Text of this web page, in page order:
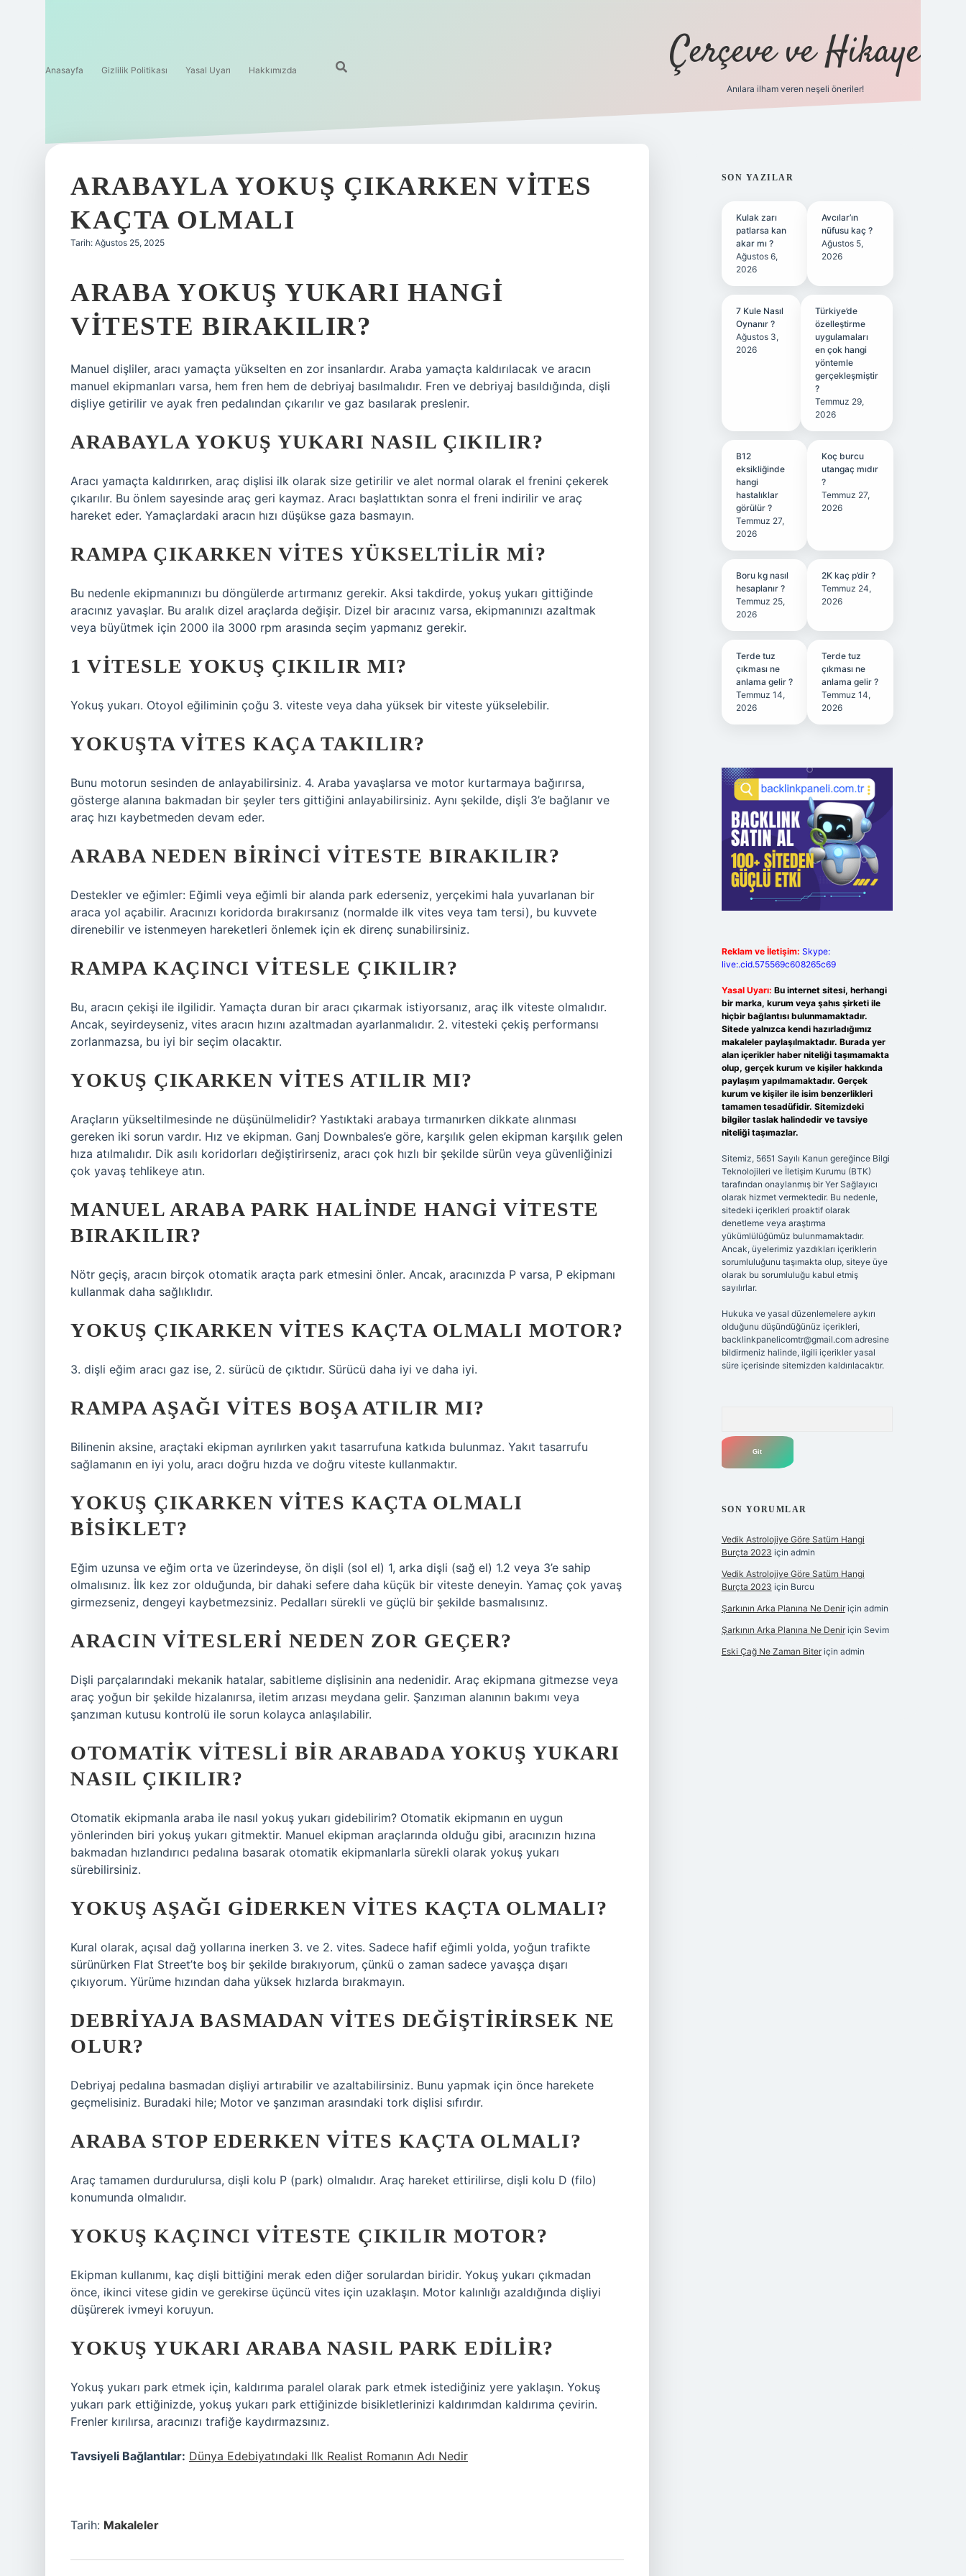
Anasayfa Gizlilik Politikası Yasal Uyarı Hakkımızda Çerçeve ve Hikaye
Anılara ilham veren neşeli öneriler!
ARABAYLA YOKUŞ ÇIKARKEN VITES
KAÇTA OLMALI
Tarih: Ağustos 25, 2025
ARABA YOKUŞ YUKARI HANGI
VITESTE BIRAKILIR?
Manuel dişliler, aracı yamaçta yükselten en zor insanlardır. Araba yamaçta kaldırılacak ve aracın
manuel ekipmanları varsa, hem fren hem de debriyaj basılmalıdır. Fren ve debriyaj basıldığında, dişli
dişliye getirilir ve ayak fren pedalından çıkarılır ve gaz basılarak preslenir.
ARABAYLA YOKUŞ YUKARI NASIL ÇIKILIR?
Aracı yamaçta kaldırırken, araç dişlisi ilk olarak size getirilir ve alet normal olarak el frenini çekerek
çıkarılır. Bu önlem sayesinde araç geri kaymaz. Aracı başlattıktan sonra el freni indirilir ve araç
hareket eder. Yamaçlardaki aracın hızı düşükse gaza basmayın.
RAMPA ÇIKARKEN VITES YÜKSELTILIR MI?
Bu nedenle ekipmanınızı bu döngülerde artırmanız gerekir. Aksi takdirde, yokuş yukarı gittiğinde
aracınız yavaşlar. Bu aralık dizel araçlarda değişir. Dizel bir aracınız varsa, ekipmanınızı azaltmak
veya büyütmek için 2000 ila 3000 rpm arasında seçim yapmanız gerekir.
1 VITESLE YOKUŞ ÇIKILIR MI?
Yokuş yukarı. Otoyol eğiliminin çoğu 3. viteste veya daha yüksek bir viteste yükselebilir.
YOKUŞTA VITES KAÇA TAKILIR?
Bunu motorun sesinden de anlayabilirsiniz. 4. Araba yavaşlarsa ve motor kurtarmaya bağırırsa,
gösterge alanına bakmadan bir şeyler ters gittiğini anlayabilirsiniz. Aynı şekilde, dişli 3’e bağlanır ve
araç hızı kaybetmeden devam eder.
ARABA NEDEN BIRINCI VITESTE BIRAKILIR?
Destekler ve eğimler: Eğimli veya eğimli bir alanda park ederseniz, yerçekimi hala yuvarlanan bir
araca yol açabilir. Aracınızı koridorda bırakırsanız (normalde ilk vites veya tam tersi), bu kuvvete
direnebilir ve istenmeyen hareketleri önlemek için ek direnç sunabilirsiniz.
RAMPA KAÇINCI VITESLE ÇIKILIR?
Bu, aracın çekişi ile ilgilidir. Yamaçta duran bir aracı çıkarmak istiyorsanız, araç ilk viteste olmalıdır.
Ancak, seyirdeyseniz, vites aracın hızını azaltmadan ayarlanmalıdır. 2. vitesteki çekiş performansı
zorlanmazsa, bu iyi bir seçim olacaktır.
YOKUŞ ÇIKARKEN VITES ATILIR MI?
Araçların yükseltilmesinde ne düşünülmelidir? Yastıktaki arabaya tırmanırken dikkate alınması
gereken iki sorun vardır. Hız ve ekipman. Ganj Downbales’e göre, karşılık gelen ekipman karşılık gelen
hıza atılmalıdır. Dik asılı koridorları değiştirirseniz, aracı çok hızlı bir şekilde sürün veya güvenliğinizi
çok yavaş tehlikeye atın.
MANUEL ARABA PARK HALINDE HANGI VITESTE
BIRAKILIR?
Nötr geçiş, aracın birçok otomatik araçta park etmesini önler. Ancak, aracınızda P varsa, P ekipmanı
kullanmak daha sağlıklıdır.
YOKUŞ ÇIKARKEN VITES KAÇTA OLMALI MOTOR?
3. dişli eğim aracı gaz ise, 2. sürücü de çıktıdır. Sürücü daha iyi ve daha iyi.
RAMPA AŞAĞI VITES BOŞA ATILIR MI?
Bilinenin aksine, araçtaki ekipman ayrılırken yakıt tasarrufuna katkıda bulunmaz. Yakıt tasarrufu
sağlamanın en iyi yolu, aracı doğru hızda ve doğru viteste kullanmaktır.
YOKUŞ ÇIKARKEN VITES KAÇTA OLMALI
BISIKLET?
Eğim uzunsa ve eğim orta ve üzerindeyse, ön dişli (sol el) 1, arka dişli (sağ el) 1.2 veya 3’e sahip
olmalısınız. İlk kez zor olduğunda, bir dahaki sefere daha küçük bir viteste deneyin. Yamaç çok yavaş
girmezseniz, dengeyi kaybetmezsiniz. Pedalları sürekli ve güçlü bir şekilde basmalısınız.
ARACIN VITESLERI NEDEN ZOR GEÇER?
Dişli parçalarındaki mekanik hatalar, sabitleme dişlisinin ana nedenidir. Araç ekipmana gitmezse veya
araç yoğun bir şekilde hizalanırsa, iletim arızası meydana gelir. Şanzıman alanının bakımı veya
şanzıman kutusu kontrolü ile sorun kolayca anlaşılabilir.
OTOMATIK VITESLI BIR ARABADA YOKUŞ YUKARI
NASIL ÇIKILIR?
Otomatik ekipmanla araba ile nasıl yokuş yukarı gidebilirim? Otomatik ekipmanın en uygun
yönlerinden biri yokuş yukarı gitmektir. Manuel ekipman araçlarında olduğu gibi, aracınızın hızına
bakmadan hızlandırıcı pedalına basarak otomatik ekipmanlarla sürekli olarak yokuş yukarı
sürebilirsiniz.
YOKUŞ AŞAĞI GIDERKEN VITES KAÇTA OLMALI?
Kural olarak, açısal dağ yollarına inerken 3. ve 2. vites. Sadece hafif eğimli yolda, yoğun trafikte
sürünürken Flat Street’te boş bir şekilde bırakıyorum, çünkü o zaman sadece yavaşça dışarı
çıkıyorum. Yürüme hızından daha yüksek hızlarda bırakmayın.
DEBRIYAJA BASMADAN VITES DEĞIŞTIRIRSEK NE
OLUR?
Debriyaj pedalına basmadan dişliyi artırabilir ve azaltabilirsiniz. Bunu yapmak için önce harekete
geçmelisiniz. Buradaki hile; Motor ve şanzıman arasındaki tork dişlisi sıfırdır.
ARABA STOP EDERKEN VITES KAÇTA OLMALI?
Araç tamamen durdurulursa, dişli kolu P (park) olmalıdır. Araç hareket ettirilirse, dişli kolu D (filo)
konumunda olmalıdır.
YOKUŞ KAÇINCI VITESTE ÇIKILIR MOTOR?
Ekipman kullanımı, kaç dişli bittiğini merak eden diğer sorulardan biridir. Yokuş yukarı çıkmadan
önce, ikinci vitese gidin ve gerekirse üçüncü vites için uzaklaşın. Motor kalınlığı azaldığında dişliyi
düşürerek ivmeyi koruyun.
YOKUŞ YUKARI ARABA NASIL PARK EDILIR?
Yokuş yukarı park etmek için, kaldırıma paralel olarak park etmek istediğiniz yere yaklaşın. Yokuş
yukarı park ettiğinizde, yokuş yukarı park ettiğinizde bisikletlerinizi kaldırımdan kaldırıma çevirin.
Frenler kırılırsa, aracınızı trafiğe kaydırmazsınız.
Tavsiyeli Bağlantılar: Dünya Edebiyatındaki Ilk Realist Romanın Adı Nedir
Tarih: Makaleler
SIDEBAR
SON YAZILAR
Kulak zarı
patlarsa kan
akar mı ?
Ağustos 6,
2026
Avcılar’ın
nüfusu kaç ?
Ağustos 5,
2026
7 Kule Nasıl
Oynanır ?
Ağustos 3,
2026
Türkiye’de
özelleştirme
uygulamaları
en çok hangi
yöntemle
gerçekleşmiştir
?
Temmuz 29,
2026
B12
eksikliğinde
hangi
hastalıklar
görülür ?
Temmuz 27,
2026
Koç burcu
utangaç mıdır
?
Temmuz 27,
2026
Boru kg nasıl
hesaplanır ?
Temmuz 25,
2026
2K kaç p’dir ?
Temmuz 24,
2026
Terde tuz
çıkması ne
anlama gelir ?
Temmuz 14,
2026
Terde tuz
çıkması ne
anlama gelir ?
Temmuz 14,
2026
Reklam ve İletişim: Skype:
live:.cid.575569c608265c69
Yasal Uyarı: Bu internet sitesi, herhangi
bir marka, kurum veya şahıs şirketi ile
hiçbir bağlantısı bulunmamaktadır.
Sitede yalnızca kendi hazırladığımız
makaleler paylaşılmaktadır. Burada yer
alan içerikler haber niteliği taşımamakta
olup, gerçek kurum ve kişiler hakkında
paylaşım yapılmamaktadır. Gerçek
kurum ve kişiler ile isim benzerlikleri
tamamen tesadüfidir. Sitemizdeki
bilgiler taslak halindedir ve tavsiye
niteliği taşımazlar.
Sitemiz, 5651 Sayılı Kanun gereğince Bilgi
Teknolojileri ve İletişim Kurumu (BTK)
tarafından onaylanmış bir Yer Sağlayıcı
olarak hizmet vermektedir. Bu nedenle,
sitedeki içerikleri proaktif olarak
denetleme veya araştırma
yükümlülüğümüz bulunmamaktadır.
Ancak, üyelerimiz yazdıkları içeriklerin
sorumluluğunu taşımakta olup, siteye üye
olarak bu sorumluluğu kabul etmiş
sayılırlar.
Hukuka ve yasal düzenlemelere aykırı
olduğunu düşündüğünüz içerikleri,
backlinkpanelicomtr@gmail.comadresine
bildirmeniz halinde, ilgili içerikler yasal
süre içerisinde sitemizden kaldırılacaktır.
SON YORUMLAR
Vedik Astrolojiye Göre Satürn Hangi
Burçta 2023 için admin
Vedik Astrolojiye Göre Satürn Hangi
Burçta 2023 için Burcu
Şarkının Arka Planına Ne Deniriçin admin
Şarkının Arka Planına Ne Deniriçin Sevim
Eski Çağ Ne Zaman Biteriçin admin